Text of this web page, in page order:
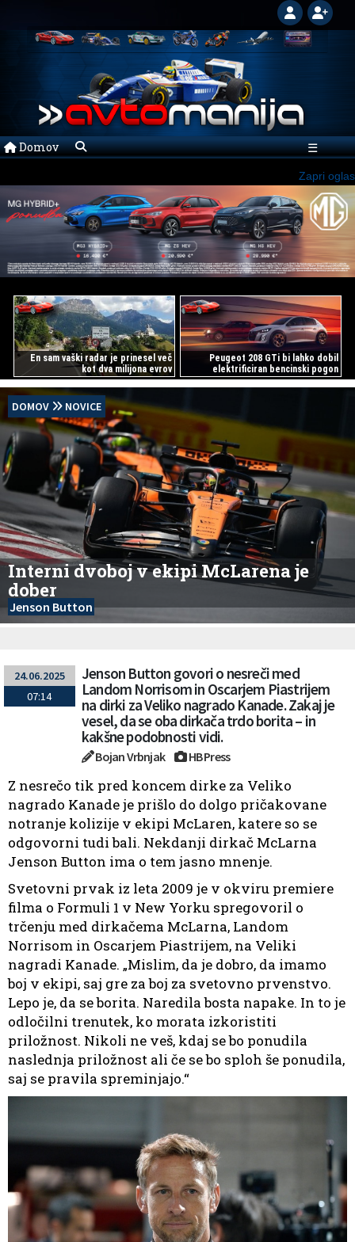
Domov ☰
Zapri oglas
En sam vaški radar je prinesel več
kot dva milijona evrov
Peugeot 208 GTi bi lahko dobil
elektrificiran bencinski pogon
DOMOV NOVICE
Interni dvoboj v ekipi McLarena je
dober
Jenson Button
24.06.2025
07:14
Jenson Button govori o nesreči med
Landom Norrisom in Oscarjem Piastrijem
na dirki za Veliko nagrado Kanade. Zakaj je
vesel, da se oba dirkača trdo borita – in
kakšne podobnosti vidi.
Bojan Vrbnjak HB Press
Z nesrečo tik pred koncem dirke za Veliko
nagrado Kanade je prišlo do dolgo pričakovane
notranje kolizije v ekipi McLaren, katere so se
odgovorni tudi bali. Nekdanji dirkač McLarna
Jenson Button ima o tem jasno mnenje.
Svetovni prvak iz leta 2009 je v okviru premiere
filma o Formuli 1 v New Yorku spregovoril o
trčenju med dirkačema McLarna, Landom
Norrisom in Oscarjem Piastrijem, na Veliki
nagradi Kanade. „Mislim, da je dobro, da imamo
boj v ekipi, saj gre za boj za svetovno prvenstvo.
Lepo je, da se borita. Naredila bosta napake. In to je
odločilni trenutek, ko morata izkoristiti
priložnost. Nikoli ne veš, kdaj se bo ponudila
naslednja priložnost ali če se bo sploh še ponudila,
saj se pravila spreminjajo.“